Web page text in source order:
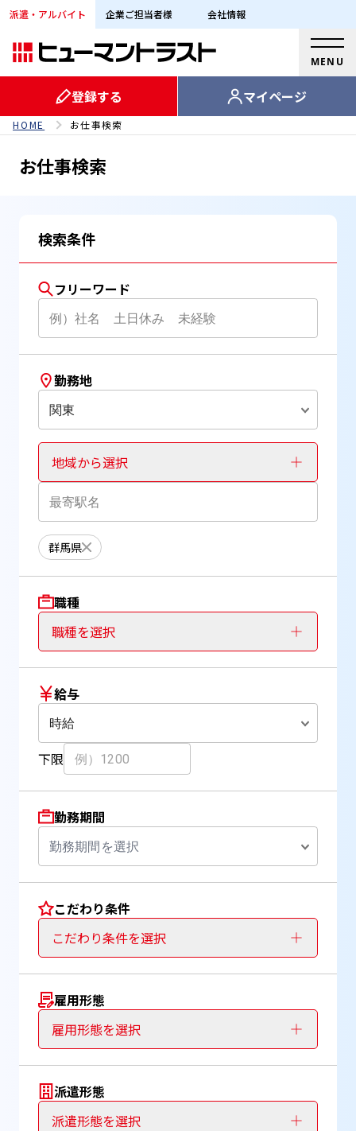
派遣・アルバイト 企業ご担当者様 会社情報
MENU
登録する マイページ
HOME お仕事検索
お仕事検索
検索条件
フリーワード
勤務地
関東
地域から選択
群馬県
職種
職種を選択
給与
時給
下限
勤務期間
勤務期間を選択
こだわり条件
こだわり条件を選択
雇用形態
雇用形態を選択
派遣形態
派遣形態を選択